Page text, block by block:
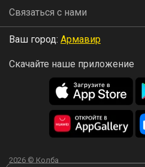
Связаться с нами
Ваш город: Армавир
Скачайте наше приложение
2026 © Колба